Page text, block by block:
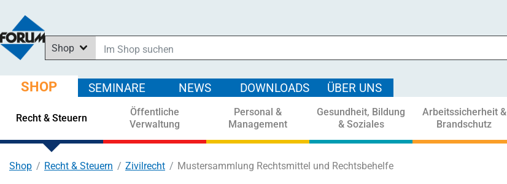
Shop
In News suchen
In Downloads suchen
In Seminaren suchen
SHOP SEMINARE NEWS DOWNLOADS ÜBER UNS
Recht & Steuern
Öffentliche
Verwaltung
Personal &
Management
Gesundheit, Bildung
& Soziales
Arbeitssicherheit &
Brandschutz
Shop Recht & Steuern Zivilrecht Mustersammlung Rechtsmittel und Rechtsbehelfe